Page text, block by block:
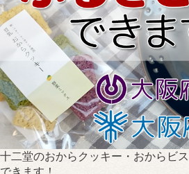
十二堂のおからクッキー・おからビ
できます！